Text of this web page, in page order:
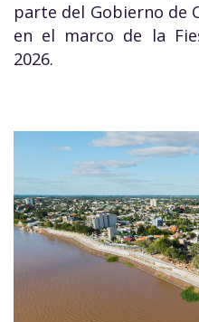
parte del Gobierno de
en el marco de la
2026.